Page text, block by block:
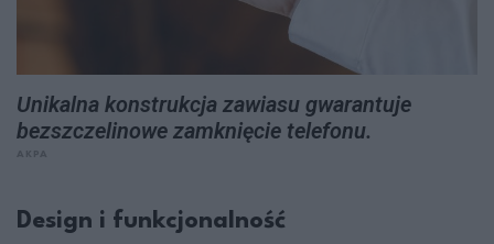
Unikalna konstrukcja zawiasu gwarantuje
bezszczelinowe zamknięcie telefonu.
Design i funkcjonalność